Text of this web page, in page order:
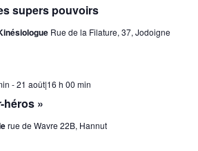
supers pouvoirs
Rue de la Filature, 37, Jodoigne
héros »
-21 août|16 h 00 min
rue de Wavre 22B, Hannut